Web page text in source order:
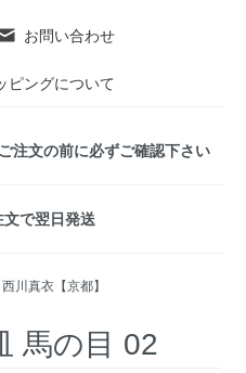
お問い合わせ
ピングについて
注文の前に必ずご確認下さい
で翌日発送
西川真衣【京都】
馬の目 02